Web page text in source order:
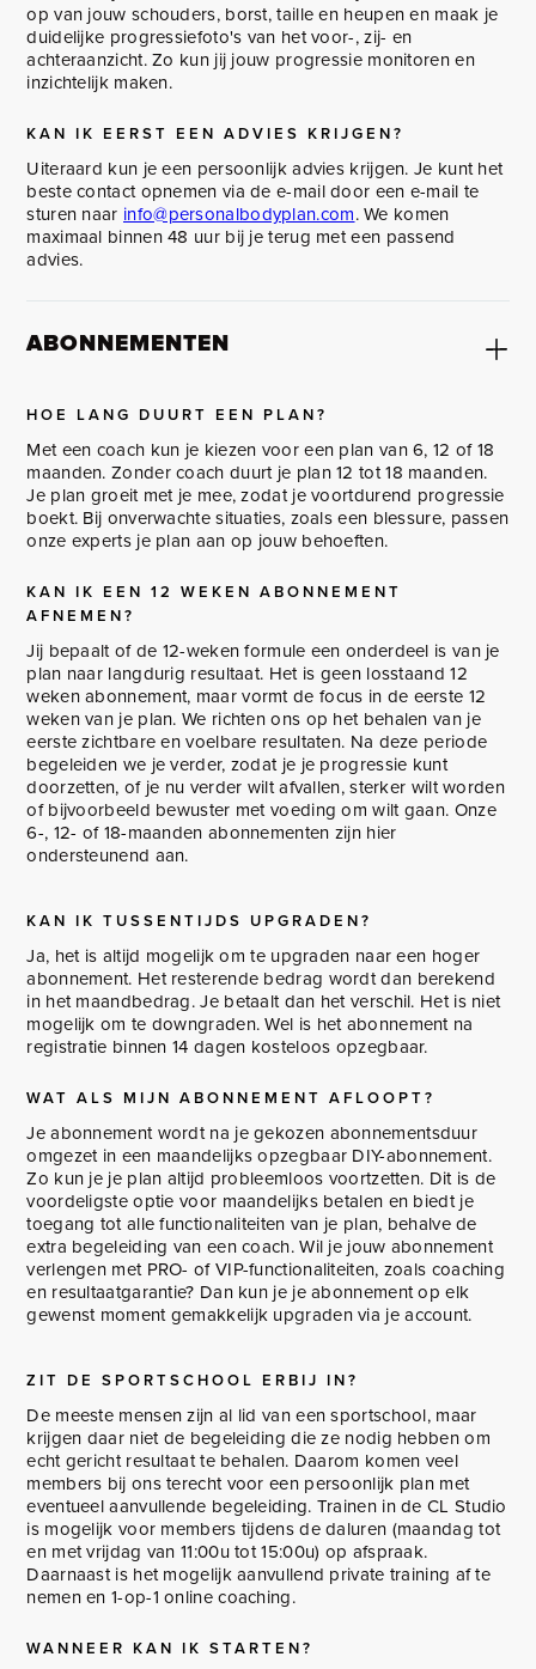
op van jouw schouders, borst, taille en heupen en maak je
duidelijke progressiefoto's van het voor-, zij- en
achteraanzicht. Zo kun jij jouw progressie monitoren en
inzichtelijk maken.
KAN IK EERST EEN ADVIES KRIJGEN?
Uiteraard kun je een persoonlijk advies krijgen. Je kunt het
beste contact opnemen via de e-mail door een e-mail te
sturen naar info@personalbodyplan.com. We komen
maximaal binnen 48 uur bij je terug met een passend
advies.
ABONNEMENTEN
HOE LANG DUURT EEN PLAN?
Met een coach kun je kiezen voor een plan van 6, 12 of 18
maanden. Zonder coach duurt je plan 12 tot 18 maanden.
Je plan groeit met je mee, zodat je voortdurend progressie
boekt. Bij onverwachte situaties, zoals een blessure, passen
onze experts je plan aan op jouw behoeften.
KAN IK EEN 12 WEKEN ABONNEMENT
AFNEMEN?
Jij bepaalt of de 12-weken formule een onderdeel is van je
plan naar langdurig resultaat. Het is geen losstaand 12
weken abonnement, maar vormt de focus in de eerste 12
weken van je plan. We richten ons op het behalen van je
eerste zichtbare en voelbare resultaten. Na deze periode
begeleiden we je verder, zodat je je progressie kunt
doorzetten, of je nu verder wilt afvallen, sterker wilt worden
of bijvoorbeeld bewuster met voeding om wilt gaan. Onze
6-, 12- of 18-maanden abonnementen zijn hier
ondersteunend aan.
KAN IK TUSSENTIJDS UPGRADEN?
Ja, het is altijd mogelijk om te upgraden naar een hoger
abonnement. Het resterende bedrag wordt dan berekend
in het maandbedrag. Je betaalt dan het verschil. Het is niet
mogelijk om te downgraden. Wel is het abonnement na
registratie binnen 14 dagen kosteloos opzegbaar.
WAT ALS MIJN ABONNEMENT AFLOOPT?
Je abonnement wordt na je gekozen abonnementsduur
omgezet in een maandelijks opzegbaar DIY-abonnement.
Zo kun je je plan altijd probleemloos voortzetten. Dit is de
voordeligste optie voor maandelijks betalen en biedt je
toegang tot alle functionaliteiten van je plan, behalve de
extra begeleiding van een coach. Wil je jouw abonnement
verlengen met PRO- of VIP-functionaliteiten, zoals coaching
en resultaatgarantie? Dan kun je je abonnement op elk
gewenst moment gemakkelijk upgraden via je account.
ZIT DE SPORTSCHOOL ERBIJ IN?
De meeste mensen zijn al lid van een sportschool, maar
krijgen daar niet de begeleiding die ze nodig hebben om
echt gericht resultaat te behalen. Daarom komen veel
members bij ons terecht voor een persoonlijk plan met
eventueel aanvullende begeleiding. Trainen in de CL Studio
is mogelijk voor members tijdens de daluren (maandag tot
en met vrijdag van 11:00u tot 15:00u) op afspraak.
Daarnaast is het mogelijk aanvullend private training af te
nemen en 1-op-1 online coaching.
WANNEER KAN IK STARTEN?